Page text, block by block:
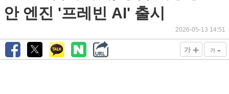
안 엔진 '프레빈 AI' 출시
2026-05-13 14:51
가 + 가 -